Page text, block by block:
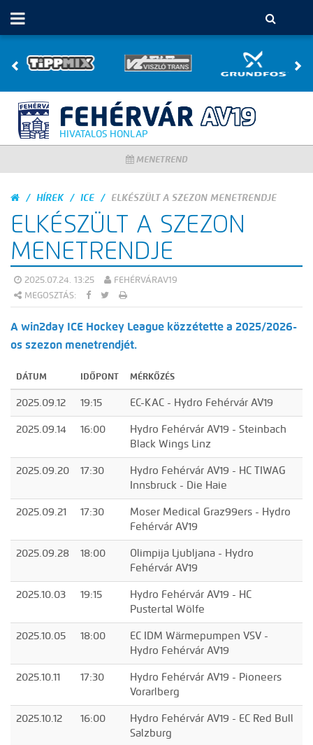
HIVATALOS HONLAP
MENETREND
HÍREK ICE ELKÉSZÜLT A SZEZON MENETRENDJE
ELKÉSZÜLT A SZEZON
MENETRENDJE
2025.07.24. 13:25
FEHÉRVÁRAV19
MEGOSZTÁS:
A win2day ICE Hockey League közzétette a 2025/2026-
os szezon menetrendjét.
DÁTUM IDŐPONT MÉRKŐZÉS
2025.09.12 19:15 EC-KAC - Hydro Fehérvár AV19
2025.09.14 16:00
Hydro Fehérvár AV19 - Steinbach
Black Wings Linz
2025.09.20 17:30
Hydro Fehérvár AV19 - HC TIWAG
Innsbruck - Die Haie
2025.09.21 17:30
Moser Medical Graz99ers - Hydro
Fehérvár AV19
2025.09.28 18:00
Olimpija Ljubljana - Hydro
Fehérvár AV19
2025.10.03 19:15
Hydro Fehérvár AV19 - HC
Pustertal Wölfe
2025.10.05 18:00
EC IDM Wärmepumpen VSV -
Hydro Fehérvár AV19
2025.10.11 17:30
Hydro Fehérvár AV19 - Pioneers
Vorarlberg
2025.10.12 16:00
Hydro Fehérvár AV19 - EC Red Bull
Salzburg